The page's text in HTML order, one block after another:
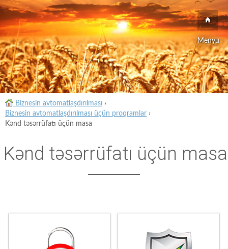
Menyu
Biznesin avtomatlaşdırılması ›
Biznesin avtomatlaşdırılması üçün proqramlar ›
Kənd təsərrüfatı üçün masa
Kənd təsərrüfatı üçün masa